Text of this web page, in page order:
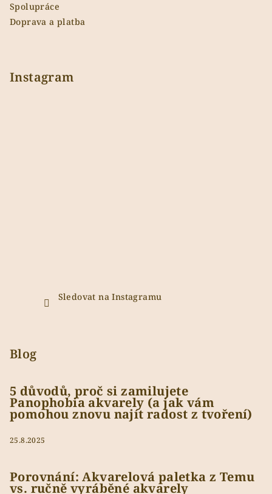
Spolupráce
Doprava a platba
Instagram
Sledovat na Instagramu
Blog
5 důvodů, proč si zamilujete
Panophobia akvarely (a jak vám
pomohou znovu najít radost z tvoření)
25.8.2025
Porovnání: Akvarelová paletka z Temu
vs. ručně vyráběné akvarely